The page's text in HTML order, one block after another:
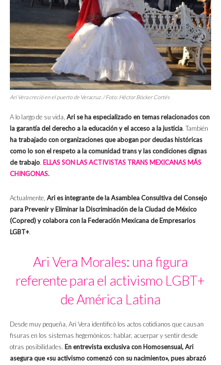
Ari Vera creció en el puerto de Veracruz. / Foto: Héctor Bócker Cortés
A lo largo de su vida, Ari se ha especializado en temas relacionados con
la garantía del derecho a la educación y el acceso a la justicia. También
ha trabajado con organizaciones que abogan por deudas históricas
como lo son el respeto a la comunidad trans y las condiciones dignas
de trabajo. ELLAS SON LAS ACTIVISTAS TRANS MEXICANAS MÁS
CHINGONAS.
Actualmente, Ari es integrante de la Asamblea Consultiva del Consejo
para Prevenir y Eliminar la Discriminación de la Ciudad de México
(Copred) y colabora con la Federación Mexicana de Empresarios
LGBT+.
Ari Vera Morales: una figura
referente para el activismo LGBT+
de América Latina
Desde muy pequeña, Ari Vera identificó los actos cotidianos que causan
fisuras en los sistemas hegemónicos: hablar, acuerpar y sentir desde
otras posibilidades. En entrevista exclusiva con Homosensual, Ari
asegura que «su activismo comenzó con su nacimiento», pues abrazó